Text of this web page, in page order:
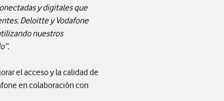
y digitales que
Deloitte y Vodafone
nuestros
el acceso y la calidad de
en colaboración con